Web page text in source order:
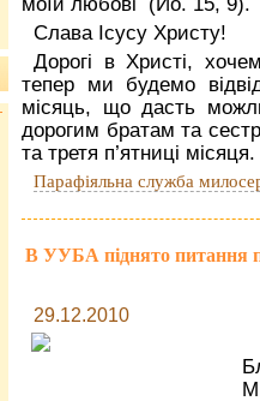
Слава Ісусу Христу!
Дорогі в Христі,
тепер ми будемо
місяць, що дасть
дорогим братам та
та третя п’ятниці місяця.
Парафіяльна служба
В УУБА піднято питання
29.12.2010